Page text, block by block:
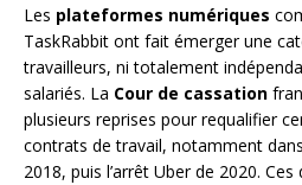
Les plateformes numériques
TaskRabbit ont fait émerger une
travailleurs, ni totalement
salariés. La Cour de cassation
plusieurs reprises pour requalifier
contrats de travail, notamment
2018, puis l’arrêt Uber de 2020.